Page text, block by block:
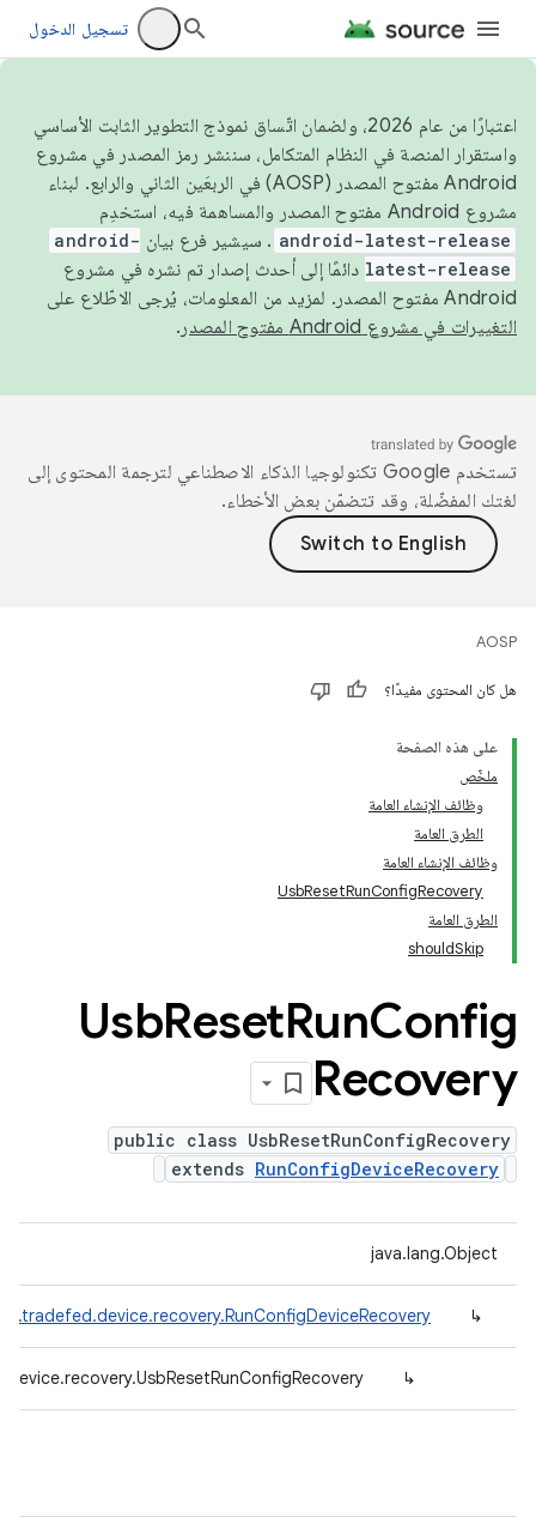
تسجيل الدخول
اعتبارًا من عام 2026، ولضمان اتّساق نموذج التطوير الثابت الأساسي
واستقرار المنصة في النظام المتكامل، سننشر رمز المصدر في مشروع
Android مفتوح المصدر (AOSP) في الربعَين الثاني والرابع. لبناء
مشروع Android مفتوح المصدر والمساهمة فيه، استخدِم
android-latest-release . سيشير فرع بيان android-
latest-release دائمًا إلى أحدث إصدار تم نشره في مشروع
Android مفتوح المصدر. لمزيد من المعلومات، يُرجى الاطّلاع على
التغييرات في مشروع Android مفتوح المصدر
.
تستخدم Google تكنولوجيا الذكاء الاصطناعي لترجمة المحتوى إلى
لغتك المفضّلة، وقد تتضمّن بعض الأخطاء.
AOSP
هل كان المحتوى مفيدًا؟
على هذه الصفحة
ملخّص
وظائف الإنشاء العامة
الطرق العامة
وظائف الإنشاء العامة
UsbResetRunConfigRecovery
الطرق العامة
shouldSkip
UsbResetRunConfig
Recovery
public class UsbResetRunConfigRecovery
extends RunConfigDeviceRecovery
java.lang.Object
↳
↳